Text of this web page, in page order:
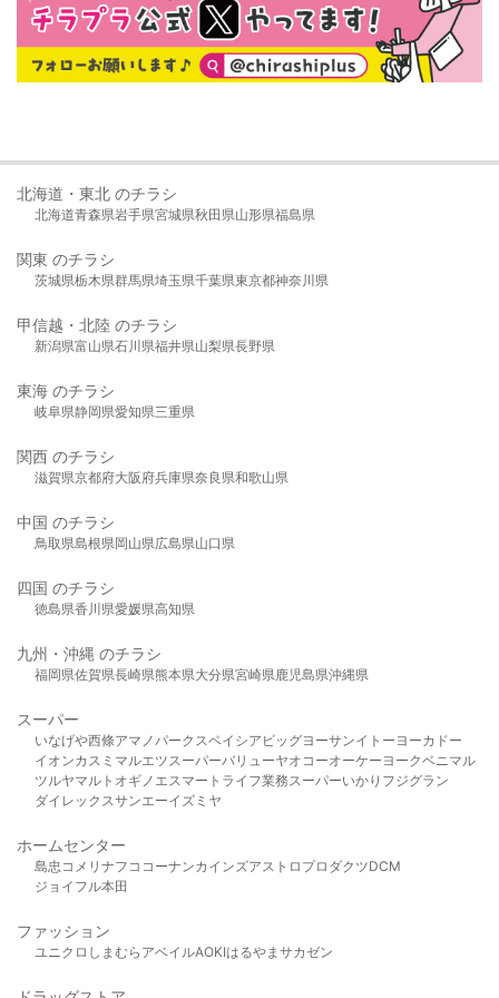
北海道・東北 のチラシ
北海道青森県岩手県宮城県秋田県山形県福島県
関東 のチラシ
茨城県栃木県群馬県埼玉県千葉県東京都神奈川県
甲信越・北陸 のチラシ
新潟県富山県石川県福井県山梨県長野県
東海 のチラシ
岐阜県静岡県愛知県三重県
関西 のチラシ
滋賀県京都府大阪府兵庫県奈良県和歌山県
中国 のチラシ
鳥取県島根県岡山県広島県山口県
四国 のチラシ
徳島県香川県愛媛県高知県
九州・沖縄 のチラシ
福岡県佐賀県長崎県熊本県大分県宮崎県鹿児島県沖縄県
スーパー
いなげや西條アマノパークスベイシア ビッグヨーサンイトーヨーカドー
イオンカスミ マルエツスーパーバリューヤオコーオーケー ヨークベニマル
ツルヤマルト オギノ エスマート ライフ業務スーパーいかり フジグラン
ダイレックスサンエーイズミヤ
ホームセンター
島忠 コメリ ナフコ コーナンカインズアストロプロダクツDCM
ジョイフル本田
ファッション
ユニクロ しまむら アベイルAOKIはるやま サカゼン